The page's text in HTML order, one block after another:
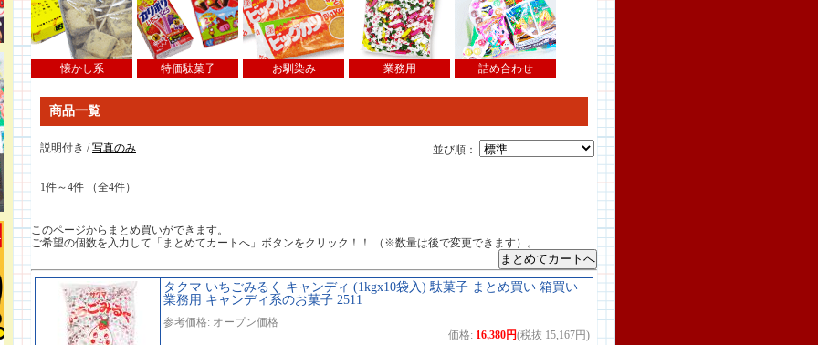
懐かし系 特価駄菓子 お馴染み 業務用 詰め合わせ
商品一覧
並び順：
説明付き /写真のみ
1件～4件 （全4件）
このページからまとめ買いができます。
ご希望の個数を入力して「まとめてカートへ」ボタンをクリック！！ （※数量は後で変更できます）。
タクマ いちごみるく キャンディ (1kgx10袋入) 駄菓子 まとめ買い 箱買い
業務用 キャンディ系のお菓子 2511
参考価格: オープン価格
価格: 16,380円(税抜 15,167円)